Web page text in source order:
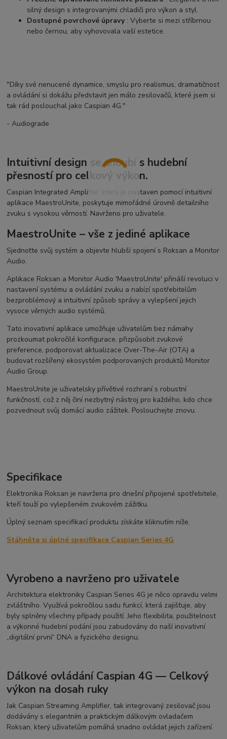
silný design s integrovanými chladiči pro výkon a styl.
Dostupné povrchové úpravy: Vyberte si mezi stříbrnou
nebo černou, aby vyhovovala vaší estetice.
"Díky své nenucené dynamice, smyslu pro realismus, dramatičnost
a ovládání si dokážu představit jen málo zesilovačů, které jsem si
tak rád poslouchal jako Caspian 4G."
- Audiograde
Intuitivní design se snoubí s hudební
přesností pro celkový výkon.
Caspian Integrated Amplifier, který je nastaven pomocí intuitivní
aplikace MaestroUnite, poskytuje mimořádné úrovně detailního
zvuku s vysokou věrností. Navrženo pro uživatele.
MaestroUnite – vše z jediné aplikace
Sjednoťte svůj systém a objevte hlubší spojení s Roksan a Monitor
Audio.
Aplikace Roksan a Monitor Audio 'MaestroUnite' přináší revoluci v
nastavení systému a ovládání zvuku a nabízí spotřebitelům
bezproblémový a intuitivní způsob správy a vylepšení jejich
vysoce věrných audio systémů.
Tato inovativní aplikace umožňuje uživatelům bez námahy
prozkoumat pokročilé konfigurace, přizpůsobit zvukové
preference, podporovat aktualizace Over-The-Air (OTA) a
budovat rozšířený ekosystém podporovaných produktů Monitor
Audio Group.
MaestroUnite je uživatelsky přívětivé rozhraní s robustní
funkčností, což z něj činí nezbytný nástroj pro každého, kdo chce
pozvednout svůj domácí audio zážitek. Poslouchejte znovu.
Specifikace
Elektronika Roksan je navržena pro dnešní připojené spotřebitele,
kteří touží po vylepšeném zvukovém zážitku.
Úplný seznam specifikací produktu získáte kliknutím níže.
Stáhněte si úplné specifikace Caspian Series 4G
Vyrobeno a navrženo pro uživatele
Architektura elektroniky Caspian Series 4G je něco opravdu velmi
zvláštního. Využívá pokročilou sadu funkcí, která zajišťuje, aby
byly splněny všechny případy použití. Jeho flexibilita, použitelnost
a výkonné hudební podání jsou zabudovány do naší inovativní
„digitální první“ DNA a fyzického designu.
Dálkové ovládání Caspian 4G — Celkový
výkon na dosah ruky
Jak Caspian Streaming Amplifier, tak integrovaný zesilovač jsou
dodávány s elegantním a praktickým dálkovým ovladačem
Roksan, který uživatelům pomáhá snadno ovládat jejich zařízení.